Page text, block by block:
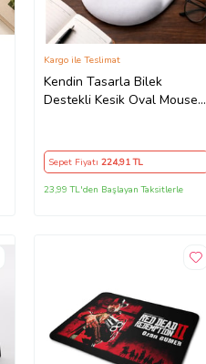
Kendin Tasarla Bilek
Destekli Kesik Oval Mouse
Kargo ile Teslimat
Sepet Fiyatı224,91 TL
23,99 TL'den Başlayan Taksitlerle